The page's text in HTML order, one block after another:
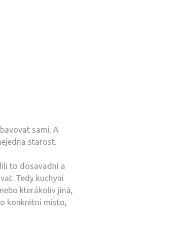
sami. A
starost.
to dosavadní a
Tedy kuchyni
nebo kterákoliv jiná,
konkrétní místo,